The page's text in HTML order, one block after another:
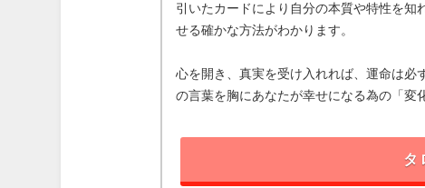
引いたカードにより自分の本質や特性を知
せる確かな方法がわかります。
心を開き、真実を受け入れれば、運命は必
の言葉を胸にあなたが幸せになる為の「変
タ